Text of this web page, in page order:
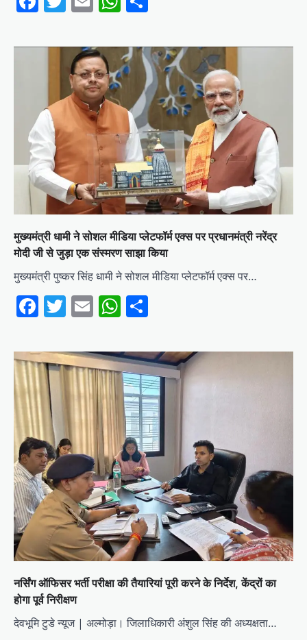
मुख्यमंत्री धामी ने सोशल मीडिया प्लेटफॉर्म एक्स पर प्रधानमंत्री नरेंद्र
मोदी जी से जुड़ा एक संस्मरण साझा किया
मुख्यमंत्री पुष्कर सिंह धामी ने सोशल मीडिया प्लेटफॉर्म एक्स पर…
Facebook
Twitter
EmailWhatsApp
नर्सिंग ऑफिसर भर्ती परीक्षा की तैयारियां पूरी करने के निर्देश, केंद्रों का
होगा पूर्व निरीक्षण
देवभूमि टुडे न्यूज | अल्मोड़ा। जिलाधिकारी अंशुल सिंह की अध्यक्षता…